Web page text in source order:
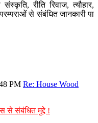
रीति रिवाज, त्यौहार,
से संबंधित जानकारी पा
PM Re: House Wood
से संबंधित मुद्दे !